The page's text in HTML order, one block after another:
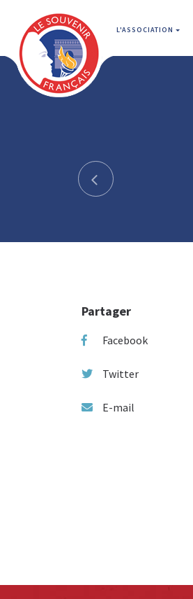
L'ASSOCIATION
Partager
Facebook
Twitter
E-mail